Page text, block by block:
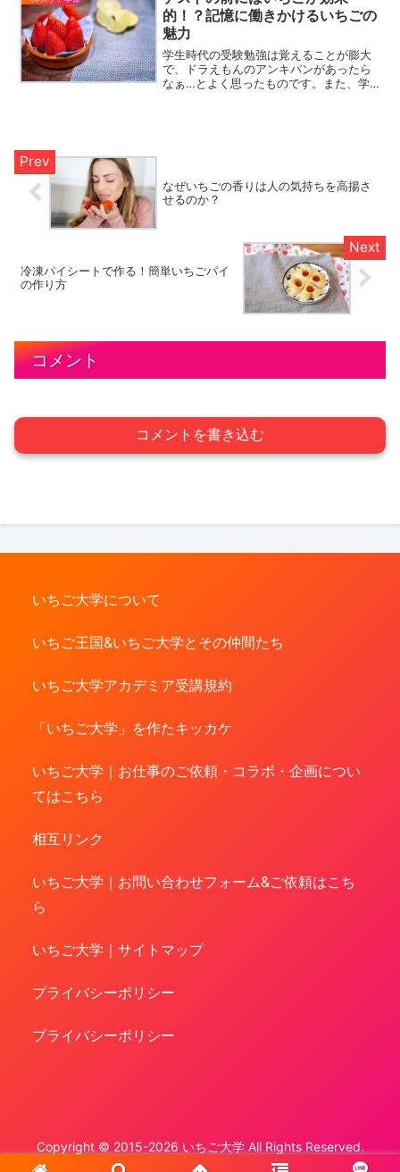
します。そもそも科学的に...
的！？記憶に働きかけるいちごの
魅力
学生時代の受験勉強は覚えることが膨大
で、ドラえもんのアンキパンがあったら
なぁ…とよく思ったものです。また、学
なぜいちごの香りは人の気持ちを高揚さ
せるのか？
冷凍パイシートで作る！簡単いちごパイ
の作り方
コメント
コメントを書き込む
いちご大学について
いちご王国&いちご大学とその仲間たち
いちご大学アカデミア受講規約
「いちご大学」を作たキッカケ
いちご大学｜お仕事のご依頼・コラボ・企画につい
てはこちら
相互リンク
いちご大学｜お問い合わせフォーム&ご依頼はこち
ら
いちご大学｜サイトマップ
プライバシーポリシー
プライバシーポリシー
Copyright © 2015-2026 いちご大学 All Rights Reserved.